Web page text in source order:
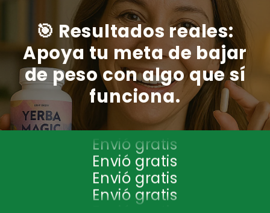
🎯 Resultados reales:
Apoya tu meta de bajar
de peso con algo que sí
funciona.
Envió gratis
Envió gratis
Envió gratis
Envió gratis
Envió gratis
Envió gratis